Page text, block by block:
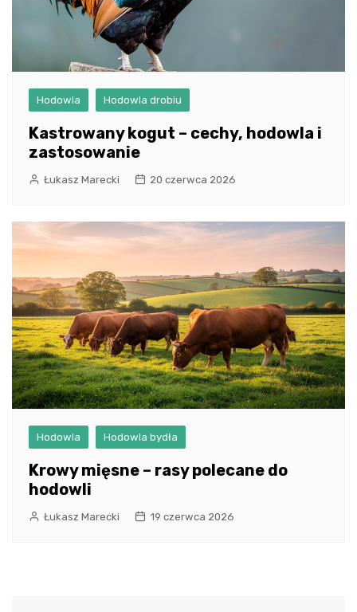
Hodowla Hodowla drobiu
Kastrowany kogut – cechy, hodowla i
zastosowanie
Łukasz Marecki 20 czerwca 2026
Hodowla Hodowla bydła
Krowy mięsne – rasy polecane do
hodowli
Łukasz Marecki 19 czerwca 2026